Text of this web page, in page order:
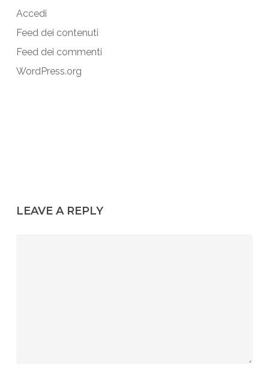
Accedi
Feed dei contenuti
Feed dei commenti
WordPress.org
LEAVE A REPLY